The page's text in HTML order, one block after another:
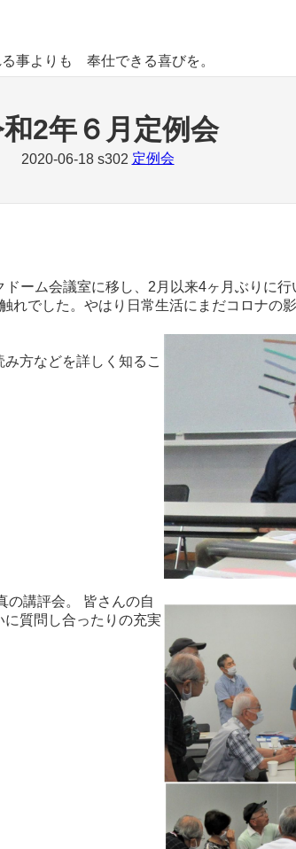
事よりも 奉仕できる喜びを。
2年６月定例会
2020-06-18 s302 定例会
ーム会議室に移し、2月以来4ヶ月ぶりに行
でした。やはり日常生活にまだコロナの
方などを詳しく知るこ
の講評会。 皆さんの自
質問し合ったりの充実